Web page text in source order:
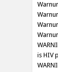
is HIV